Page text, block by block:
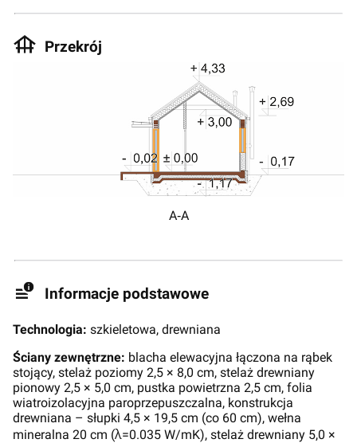
Przekrój
A‑A
Informacje podstawowe
Technologia: szkieletowa, drewniana
Ściany zewnętrzne: blacha elewacyjna łączona na rąbek
stojący, stelaż poziomy 2,5 × 8,0 cm, stelaż drewniany
pionowy 2,5 × 5,0 cm, pustka powietrzna 2,5 cm, folia
wiatroizolacyjna paroprzepuszczalna, konstrukcja
drewniana – słupki 4,5 × 19,5 cm (co 60 cm), wełna
mineralna 20 cm (λ=0.035 W/mK), stelaż drewniany 5,0 ×